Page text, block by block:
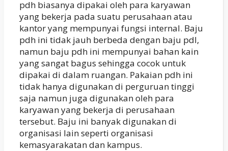
pdh biasanya dipakai oleh para karyawan
yang bekerja pada suatu perusahaan atau
kantor yang mempunyai fungsi internal. Baju
pdh ini tidak jauh berbeda dengan baju pdl,
namun baju pdh ini mempunyai bahan kain
yang sangat bagus sehingga cocok untuk
dipakai di dalam ruangan. Pakaian pdh ini
tidak hanya digunakan di perguruan tinggi
saja namun juga digunakan oleh para
karyawan yang bekerja di perusahaan
tersebut. Baju ini banyak digunakan di
organisasi lain seperti organisasi
kemasyarakatan dan kampus.